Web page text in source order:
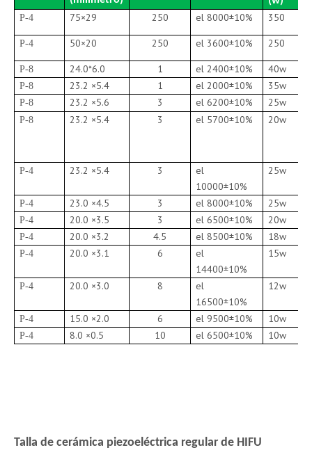
P-4 75×29 250 el 8000±10% 350
P-4 50×20 250 el 3600±10% 250
P-8 24.0*6.0 1 el 2400±10% 40w
P-8 23.2 ×5.4 1 el 2000±10% 35w
P-8 23.2 ×5.6 3 el 6200±10% 25w
P-8 23.2 ×5.4 3 el 5700±10% 20w
P-4 23.2 ×5.4 3
el
10000±10%
25w
P-4 23.0 ×4.5 3 el 8000±10% 25w
P-4 20.0 ×3.5 3 el 6500±10% 20w
P-4 20.0 ×3.2 4.5 el 8500±10% 18w
P-4 20.0 ×3.1 6
el
14400±10%
15w
P-4 20.0 ×3.0 8
el
16500±10%
12w
P-4 15.0 ×2.0 6 el 9500±10% 10w
P-4 8.0 ×0.5 10 el 6500±10% 10w
Talla de cerámica piezoeléctrica regular de HIFU